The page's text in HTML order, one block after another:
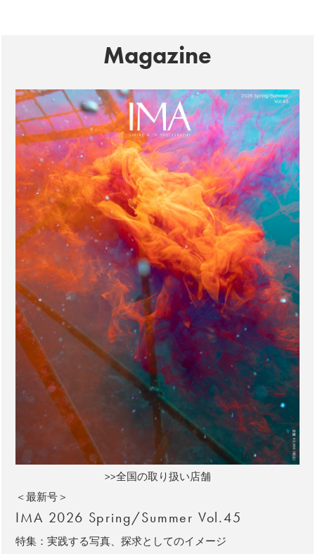
Magazine
>>全国の取り扱い店舗
＜最新号＞
IMA 2026 Spring/Summer Vol.45
特集：実践する写真、探求としてのイメージ